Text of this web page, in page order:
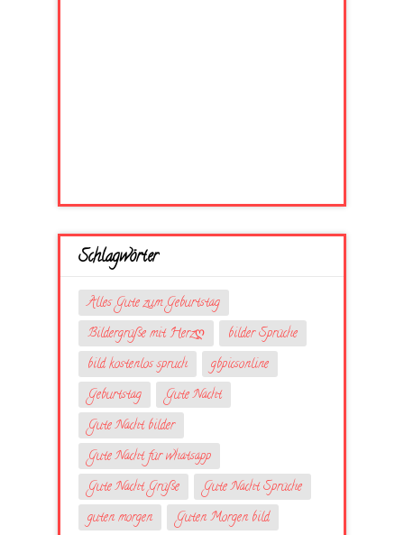
Schlagwörter
Alles Gute zum Geburtstag
Bildergrüße mit Herzღ
bilder Sprüche
bild kostenlos spruch
gbpicsonline
Geburtstag
Gute Nacht
Gute Nacht bilder
Gute Nacht für whatsapp
Gute Nacht Grüße
Gute Nacht Sprüche
guten morgen
Guten Morgen bild